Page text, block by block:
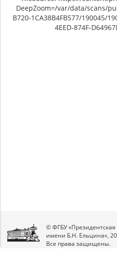
DeepZoom=/var/data/scans/
B720-1CA38B4FB577/190045/
4EED-874F-
© ФГБУ «Президентская
имени Б.Н. Ельцина»,
Все права защищены.